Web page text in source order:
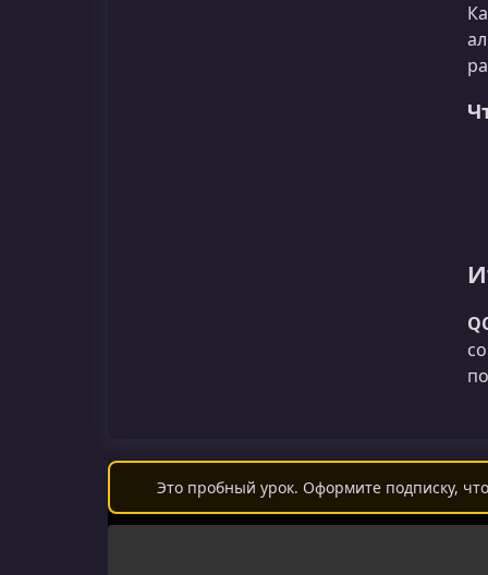
Это пробный урок. Оформите подписку,